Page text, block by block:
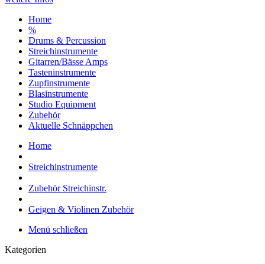
Home
%
Drums & Percussion
Streichinstrumente
Gitarren/Bässe Amps
Tasteninstrumente
Zupfinstrumente
Blasinstrumente
Studio Equipment
Zubehör
Aktuelle Schnäppchen
Home
Streichinstrumente
Zubehör Streichinstr.
Geigen & Violinen Zubehör
Menü schließen
Kategorien